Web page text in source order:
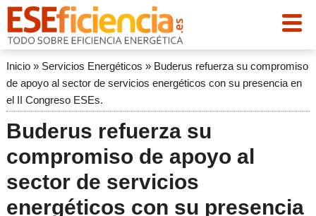
Inicio» Servicios Energéticos » Buderus refuerza su compromiso
de apoyo al sector de servicios energéticos con su presencia en
el II Congreso ESEs.
Buderus refuerza su
compromiso de apoyo al
sector de servicios
energéticos con su presencia